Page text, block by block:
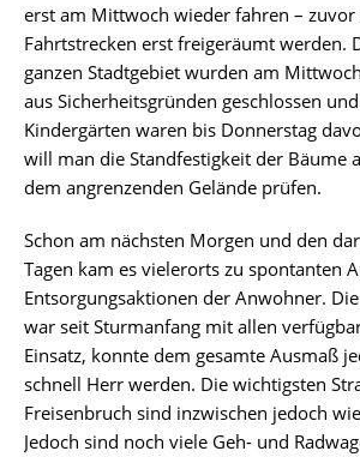
erst am Mittwoch wieder fahren –
Fahrtstrecken erst freigeräumt werden.
ganzen Stadtgebiet wurden am
aus Sicherheitsgründen geschlossen
Kindergärten waren bis Donnerstag
will man die Standfestigkeit der Bäume
dem angrenzenden Gelände prüfen.
Schon am nächsten Morgen und den
Tagen kam es vielerorts zu spontanten
Entsorgungsaktionen der Anwohner.
war seit Sturmanfang mit allen
Einsatz, konnte dem gesamte Ausmaß
schnell Herr werden. Die wichtigsten
Freisenbruch sind inzwischen jedoch
Jedoch sind noch viele Geh- und